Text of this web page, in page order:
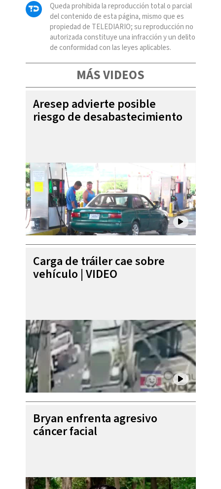
Queda prohibida la reproducción total o parcial
del contenido de esta página, mismo que es
propiedad de TELEDIARIO; su reproducción no
autorizada constituye una infracción y un delito
de conformidad con las leyes aplicables.
MÁS VIDEOS
Aresep advierte posible
riesgo de desabastecimiento
Carga de tráiler cae sobre
vehículo | VIDEO
Bryan enfrenta agresivo
cáncer facial